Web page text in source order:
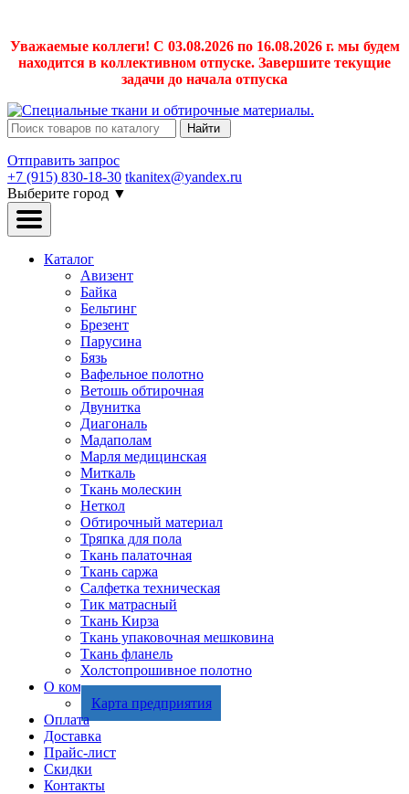
Уважаемые коллеги! С 03.08.2026 по 16.08.2026 г. мы будем
находится в коллективном отпуске. Завершите текущие
задачи до начала отпуска
Найти
Отправить запрос
+7 (915) 830-18-30 tkanitex@yandex.ru
Выберите город ▼
Каталог
Авизент
Байка
Бельтинг
Брезент
Парусина
Бязь
Вафельное полотно
Ветошь обтирочная
Двунитка
Диагональ
Мадаполам
Марля медицинская
Миткаль
Ткань молескин
Неткол
Обтирочный материал
Тряпка для пола
Ткань палаточная
Ткань саржа
Салфетка техническая
Тик матрасный
Ткань Кирза
Ткань упаковочная мешковина
Ткань фланель
Холстопрошивное полотно
О компании
Карта предприятия
Оплата
Доставка
Прайс-лист
Скидки
Контакты